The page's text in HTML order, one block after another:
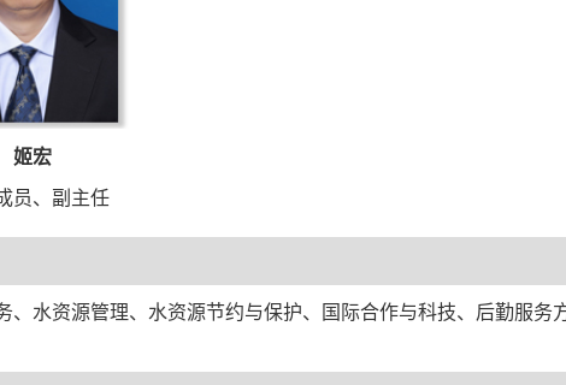
姬宏
员、 副主任
、水资源管理、水资源节约与保护、国际合作与科技、后勤服务